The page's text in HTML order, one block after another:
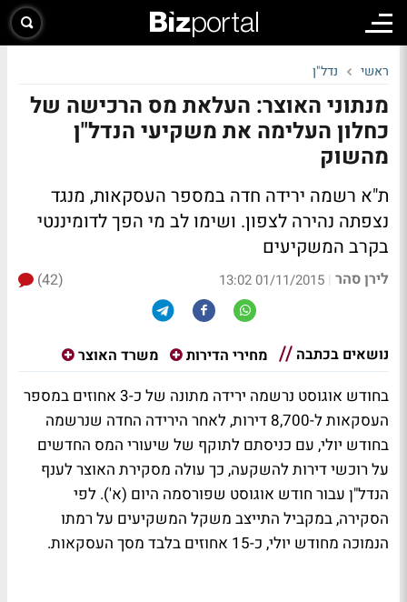
ראשי נדל"ן
מנתוני האוצר: העלאת מס הרכישה של
כחלון העלימה את משקיעי הנדל"ן
מהשוק
ת"א רשמה ירידה חדה במספר העסקאות, מנגד
נצפתה נהירה לצפון. ושימו לב מי הפך לדומיננטי
בקרב המשקיעים
לירן סהר |
01/11/2015 13:02
(42)
נושאים בכתבה מחירי הדירות משרד האוצר
בחודש אוגוסט נרשמה ירידה מתונה של כ-3 אחוזים במספר
העסקאות ל-8,700 דירות, לאחר הירידה החדה שנרשמה
בחודש יולי, עם כניסתם לתוקף של שיעורי המס החדשים
על רוכשי דירות להשקעה, כך עולה מסקירת האוצר לענף
הנדל"ן עבור חודש אוגוסט שפורסמה היום (א'). לפי
הסקירה, במקביל התייצב משקל המשקיעים על רמתו
הנמוכה מחודש יולי, כ-15 אחוזים בלבד מסך העסקאות.